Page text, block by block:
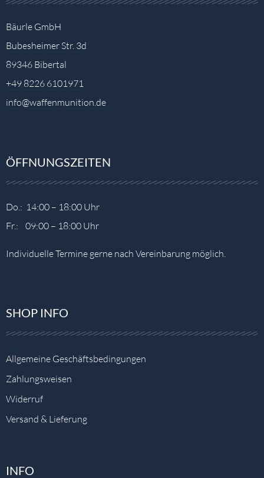
Bäurle GmbH
Bubesheimer Str. 3d
89346 Bibertal
+49 8226 6101971
info@waffenmunition.de
ÖFFNUNGSZEITEN
Do.: 14:00 – 18:00 Uhr
Fr.: 09:00 – 18:00 Uhr
Individuelle Termine gerne nach Vereinbarung möglich.
SHOP INFO
Allgemeine Geschäftsbedingungen
Zahlungsweisen
Widerruf
Versand & Lieferung
INFO